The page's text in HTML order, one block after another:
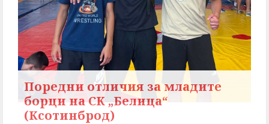
Поредни отличия за младите
борци на СК „Белица“
(Ксотинброд)